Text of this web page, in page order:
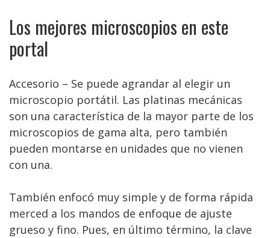
Los mejores microscopios en este
portal
Accesorio – Se puede agrandar al elegir un
microscopio portátil. Las platinas mecánicas
son una característica de la mayor parte de los
microscopios de gama alta, pero también
pueden montarse en unidades que no vienen
con una.
También enfocó muy simple y de forma rápida
merced a los mandos de enfoque de ajuste
grueso y fino. Pues, en último término, la clave